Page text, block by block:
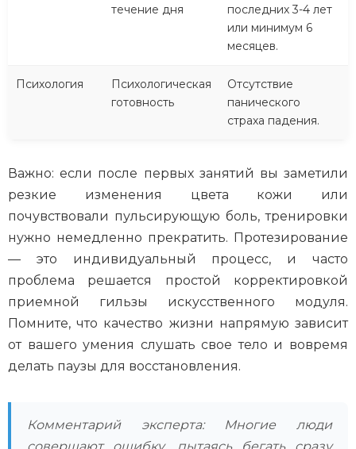
течение дня
последних 3-4 лет
или минимум 6
месяцев.
Психология
Психологическая
готовность
Отсутствие
панического
страха падения.
Важно: если после первых занятий вы заметили
резкие изменения цвета кожи или
почувствовали пульсирующую боль, тренировки
нужно немедленно прекратить. Протезирование
— это индивидуальный процесс, и часто
проблема решается простой корректировкой
приемной гильзы искусственного модуля.
Помните, что качество жизни напрямую зависит
от вашего умения слушать свое тело и вовремя
делать паузы для восстановления.
Комментарий эксперта: Многие люди